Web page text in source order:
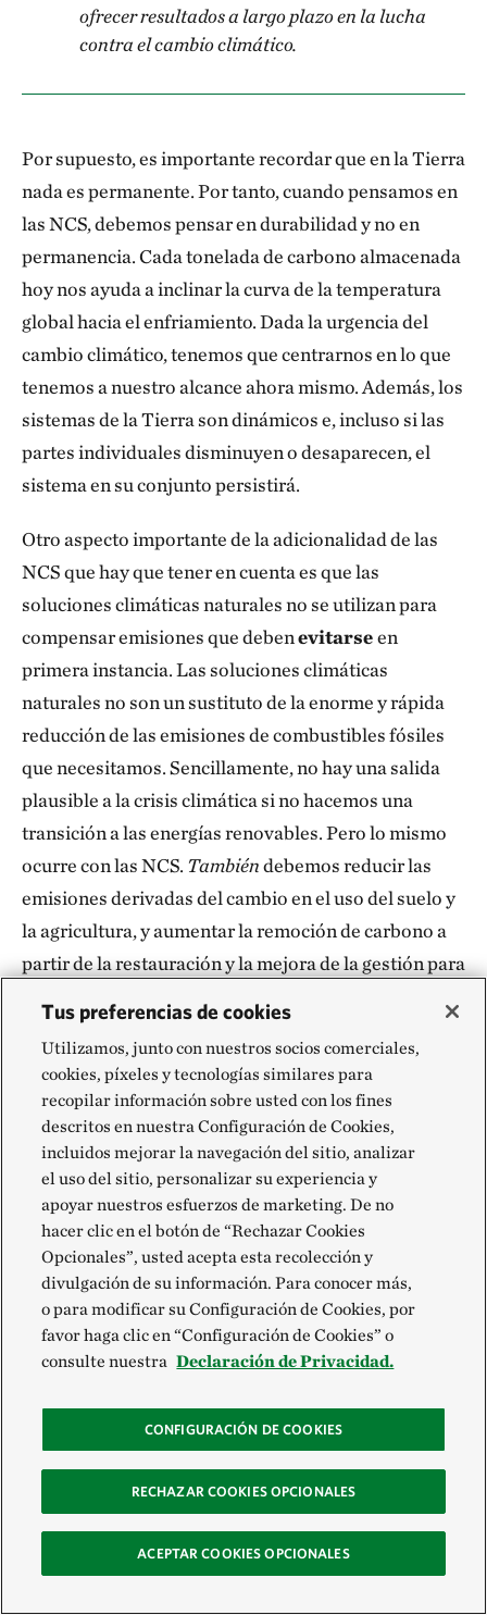
ofrecer resultados a largo plazo en la lucha
contra el cambio climático.
Por supuesto, es importante recordar que en la Tierra
nada es permanente. Por tanto, cuando pensamos en
las NCS, debemos pensar en durabilidad y no en
permanencia. Cada tonelada de carbono almacenada
hoy nos ayuda a inclinar la curva de la temperatura
global hacia el enfriamiento. Dada la urgencia del
cambio climático, tenemos que centrarnos en lo que
tenemos a nuestro alcance ahora mismo. Además, los
sistemas de la Tierra son dinámicos e, incluso si las
partes individuales disminuyen o desaparecen, el
sistema en su conjunto persistirá.
Otro aspecto importante de la adicionalidad de las
NCS que hay que tener en cuenta es que las
soluciones climáticas naturales no se utilizan para
compensar emisiones que debenevitarseen
primera instancia. Las soluciones climáticas
naturales no son un sustituto de la enorme y rápida
reducción de las emisiones de combustibles fósiles
que necesitamos. Sencillamente, no hay una salida
plausible a la crisis climática si no hacemos una
transición a las energías renovables. Pero lo mismo
ocurre con las NCS. Tambiéndebemos reducir las
emisiones derivadas del cambio en el uso del suelo y
la agricultura, y aumentar la remoción de carbono a
partir de la restauración y la mejora de la gestión para
Mantente conectado con la
naturaleza
Suscríbete a ConservAcción, nuestro boletín
Tu dirección de correo electrónico
Tus preferencias de cookies
Utilizamos, junto con nuestros socios comerciales,
cookies, píxeles y tecnologías similares para
recopilar información sobre usted con los fines
descritos en nuestra Configuración de Cookies,
incluidos mejorar la navegación del sitio, analizar
el uso del sitio, personalizar su experiencia y
apoyar nuestros esfuerzos de marketing. De no
hacer clic en el botón de “Rechazar Cookies
Opcionales”, usted acepta esta recolección y
divulgación de su información. Para conocer más,
o para modificar su Configuración de Cookies, por
favor haga clic en “Configuración de Cookies” o
consulte nuestra Declaración de Privacidad.
CONFIGURACIÓN DE COOKIES
RECHAZAR COOKIES OPCIONALES
ACEPTAR COOKIES OPCIONALES